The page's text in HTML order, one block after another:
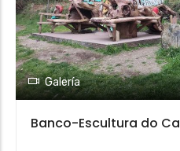
Galería
Banco-Escultura do